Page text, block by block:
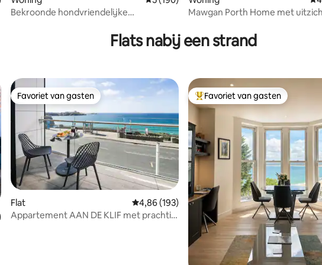
Bekroonde hondvriendelijke
Mawgan Porth Home met
Flats nabij een strand
beoordeling van 4,98 op 5, 180 recensies
Favoriet van gasten
Favoriet van gasten
Flat Gemiddelde beoordeling van 4,86 op 5, 193
4,86 (193)
Appartement AAN DE KLIF met prachtig
Topfavoriet van gasten
Favoriet van gasten